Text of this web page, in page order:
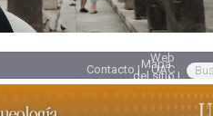
Contacto | Mapa
del sitio |
Web
UAC
h